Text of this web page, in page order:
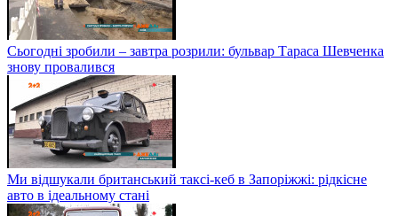
Сьогодні зробили – завтра розрили: бульвар Тараса Шевченка
знову провалився
Ми відшукали британський таксі-кеб в Запоріжжі: рідкісне
авто в ідеальному стані